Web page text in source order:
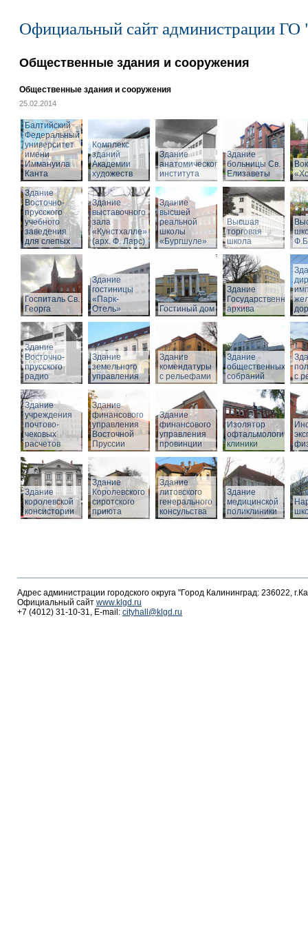
Официальный сайт администрации ГО
Общественные здания и сооружения
Общественные здания и сооружения
25.02.2014
Балтийский
Федеральный
университет
имени
Иммануила
Канта
Комплекс
зданий
Академии
художеств
Здание
анатомического
института
Здание
больницы Св.
Елизаветы
Здание
Восточно-
прусского
учебного
заведения
для слепых
Здание
выставочного
зала
«Кунстхалле»
(арх. Ф. Ларс)
Здание
высшей
реальной
школы
«Бургшуле»
Высшая
торговая
школа
Госпиталь Св.
Георга
Здание
гостиницы
«Парк-
Отель»
Гостиный дом
Здание
Государственного
архива
Здание
Восточно-
прусского
радио
Здание
земельного
управления
Здание
комендатуры
с рельефами
Здание
общественных
собраний
с
Здание
учреждения
почтово-
чековых
расчетов
Здание
финансового
управления
Восточной
Пруссии
Здание
финансового
управления
провинции
Изолятор
клиники
Здание
королевской
консистории
Здание
Королевского
сиротского
приюта
Здание
литовского
генерального
консульства
Здание
медицинской
поликлиники
Адрес администрации городского округа "Город Калининград: 236022,
Официальный сайт www.klgd.ru
+7 (4012) 31-10-31, E-mail: cityhall@klgd.ru